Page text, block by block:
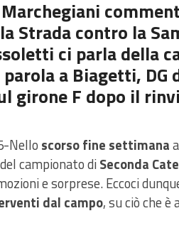
Strada contro la
ci parla della
a Biagetti, DG
girone F dopo il
Nello scorso fine settimana
del campionato diSeconda
e sorprese. Eccoci
dal campo, su ciò che